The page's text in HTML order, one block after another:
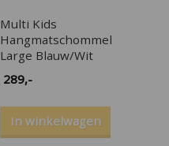
Multi Kids
Hangmatschommel
Large Blauw/Wit
289,-
In winkelwagen